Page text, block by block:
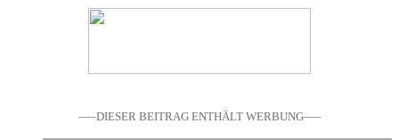
—–DIESER BEITRAG ENTHÄLT WERBUNG—–